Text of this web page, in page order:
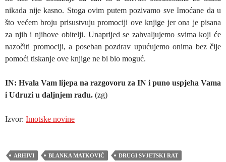
nikada nije kasno. Stoga ovim putem pozivamo sve Imoćane da u
što većem broju prisustvuju promociji ove knjige jer ona je pisana
za njih i njihove obitelji. Unaprijed se zahvaljujemo svima koji će
nazočiti promociji, a poseban pozdrav upućujemo onima bez čije
pomoći tiskanje ove knjige ne bi bio moguć.
IN: Hvala Vam lijepa na razgovoru za IN i puno uspjeha Vama
i Udruzi u daljnjem radu. (zg)
Izvor: Imotske novine
ARHIVI BLANKA MATKOVIĆ
DRUGI SVJETSKI RAT